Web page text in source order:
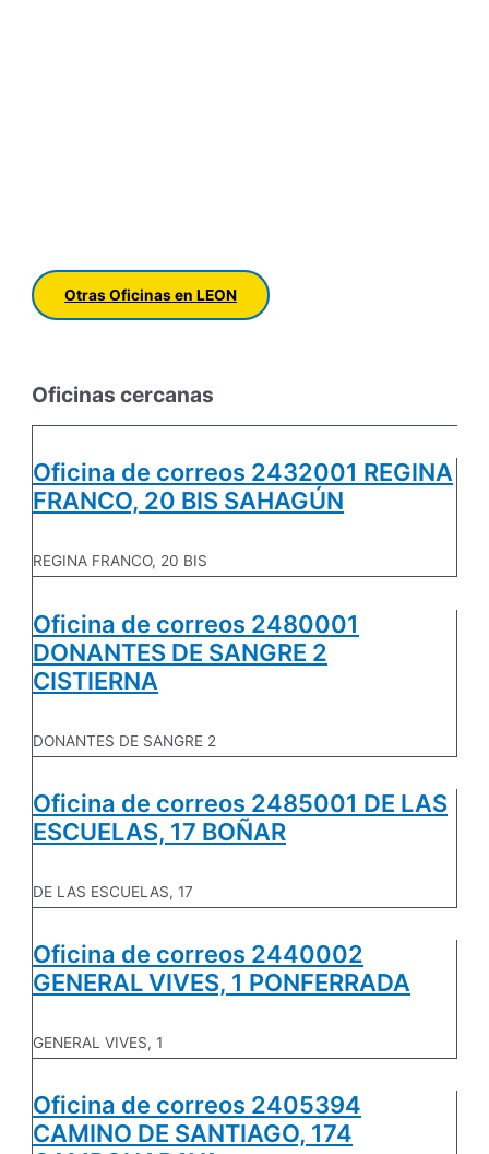
Otras Oficinas en LEON
Oficinas cercanas
Oficina de correos 2432001 REGINA
FRANCO, 20 BIS SAHAGÚN
REGINA FRANCO, 20 BIS
Oficina de correos 2480001
DONANTES DE SANGRE 2
CISTIERNA
DONANTES DE SANGRE 2
Oficina de correos 2485001 DE LAS
ESCUELAS, 17 BOÑAR
DE LAS ESCUELAS, 17
Oficina de correos 2440002
GENERAL VIVES, 1 PONFERRADA
GENERAL VIVES, 1
Oficina de correos 2405394
CAMINO DE SANTIAGO, 174